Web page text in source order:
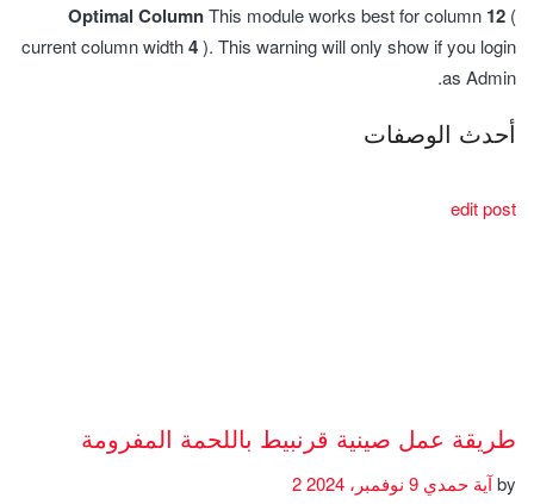
Optimal ColumnThis module works best for column 12 (
current column width4). This warning will only show if you login
as Admin.
أحدث الوصفات
edit post
طريقة عمل صينية قرنبيط باللحمة المفرومة
byآية حمدي